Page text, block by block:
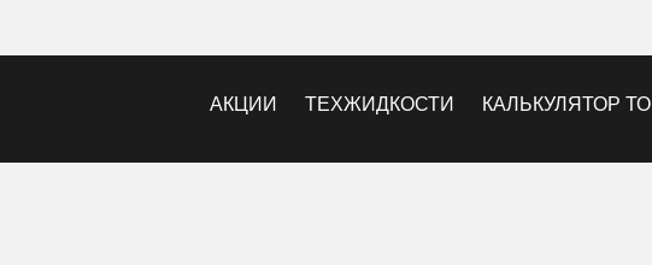
АКЦИИ ТЕХЖИДКОСТИ КАЛЬКУЛЯТОР ТО